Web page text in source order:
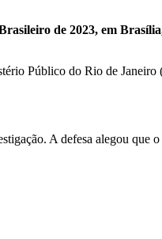
de 2023, em
Público do Rio de
A defesa alegou que